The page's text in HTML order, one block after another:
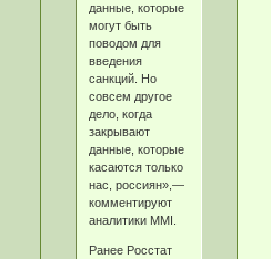
данные, которые
могут быть
поводом для
введения
санкций. Но
совсем другое
дело, когда
закрывают
данные, которые
касаются только
нас, россиян»,—
комментируют
аналитики MMI.
Ранее Росстат